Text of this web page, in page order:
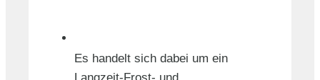
Es handelt sich dabei um ein